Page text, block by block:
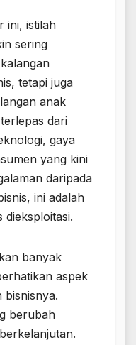
ini, istilah
sering
tetapi juga
anak
dari
gaya
yang kini
daripada
ini adalah
banyak
aspek
bisnisnya.
berubah